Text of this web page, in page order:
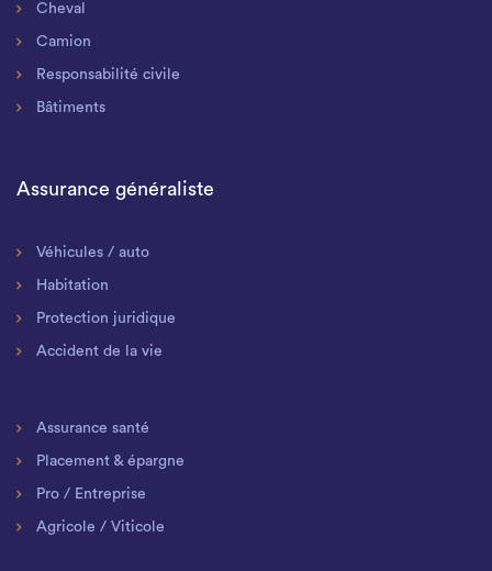
Cheval
Camion
Responsabilité civile
Bâtiments
Assurance généraliste
Véhicules / auto
Habitation
Protection juridique
Accident de la vie
Assurance santé
Placement & épargne
Pro / Entreprise
Agricole / Viticole